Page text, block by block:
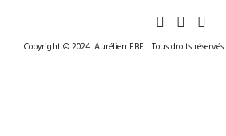
Copyright © 2024. Aurélien EBEL. Tous droits réservés.